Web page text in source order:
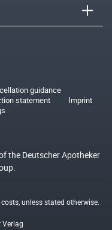
guidance
statement
Imprint
the Deutscher Apotheker
, unless stated otherwise.
Verlag